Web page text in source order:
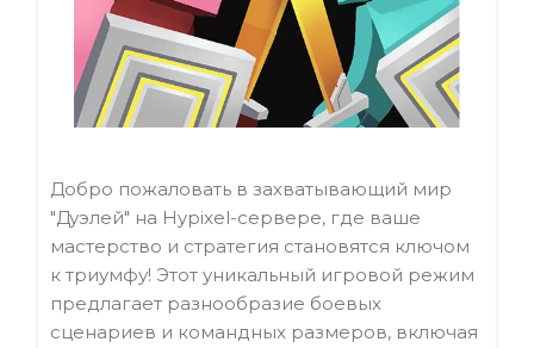
Добро пожаловать в захватывающий мир
"Дуэлей" на Hypixel-сервере, где ваше
мастерство и стратегия становятся ключом
к триумфу! Этот уникальный игровой режим
предлагает разнообразие боевых
сценариев и командных размеров, включая